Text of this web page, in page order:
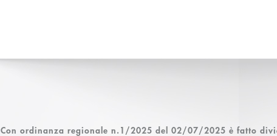
Con ordinanza regionale n.1/2025 del 02/07/2025 è fatto